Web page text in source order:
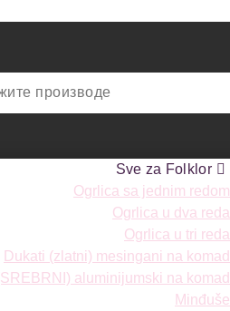
Sve za Folklor
Ogrlica sa jednim redom
Ogrlica u dva reda
Ogrlica u tri reda
Dukati (zlatni) mesingani na komad
aluminijumski na komad
Minđuše